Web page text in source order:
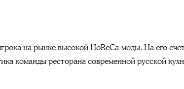
на рынке высокой HoReCa-моды. На его
команды ресторана современной русской